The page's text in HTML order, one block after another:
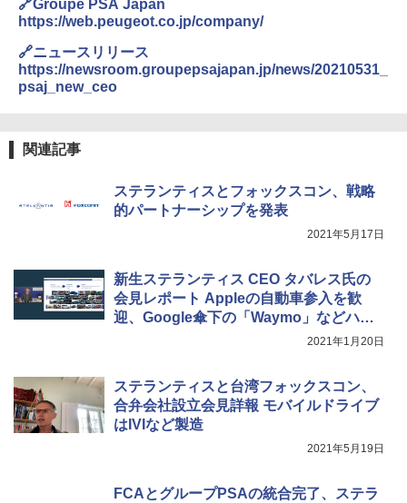
🔗Groupe PSA Japan
https://web.peugeot.co.jp/company/
🔗ニュースリリース
https://newsroom.groupepsajapan.jp/news/20210531_
psaj_new_ceo
関連記事
ステランティスとフォックスコン、戦略
的パートナーシップを発表
2021年5月17日
新生ステランティス CEO タバレス氏の
会見レポート Appleの自動車参入を歓
迎、Google傘下の「Waymo」などハイ
テク企業との提携を進めると言及2021年1月20日
ステランティスと台湾フォックスコン、
合弁会社設立会見詳報 モバイルドライブ
はIVIなど製造
2021年5月19日
FCAとグループPSAの統合完了、ステラ